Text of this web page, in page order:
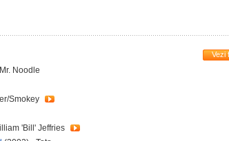
Vezi
Noodle
Smokey
'Bill' Jeffries